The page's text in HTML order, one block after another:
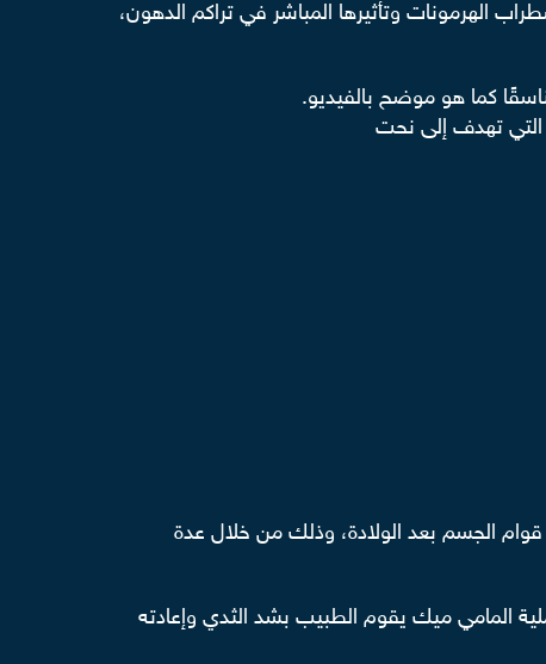
الهرمونات وتأثيرها المباشر في تراكم الدهون،
كما هو موضح بالفيديو.
الجسم بعد الولادة، وذلك من خلال عدة
المامي ميك يقوم الطبيب بشد الثدي وإعادته